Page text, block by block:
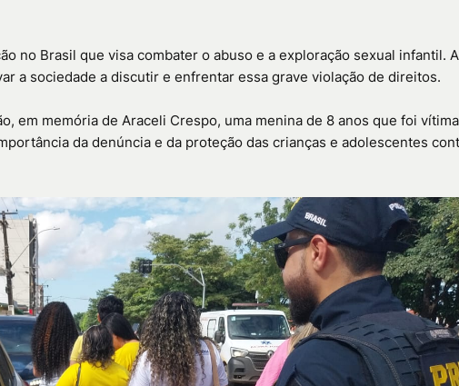
no Brasil que visa combater o abuso e a exploração sexual infantil. A
a sociedade a discutir e enfrentar essa grave violação de direitos.
em memória de Araceli Crespo, uma menina de 8 anos que foi
da denúncia e da proteção das crianças e adolescentes